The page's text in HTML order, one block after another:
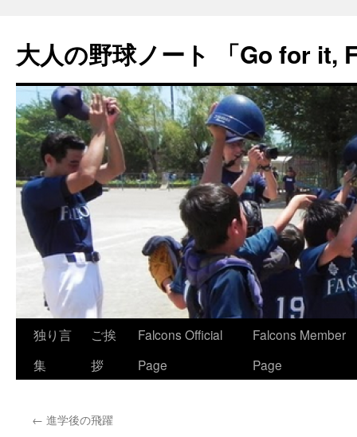
大人の野球ノート 「Go for it,
コ
ン
ン
独り言
集
ご挨
拶
Falcons Official
Page
Falcons Member
Page
← 進学後の飛躍